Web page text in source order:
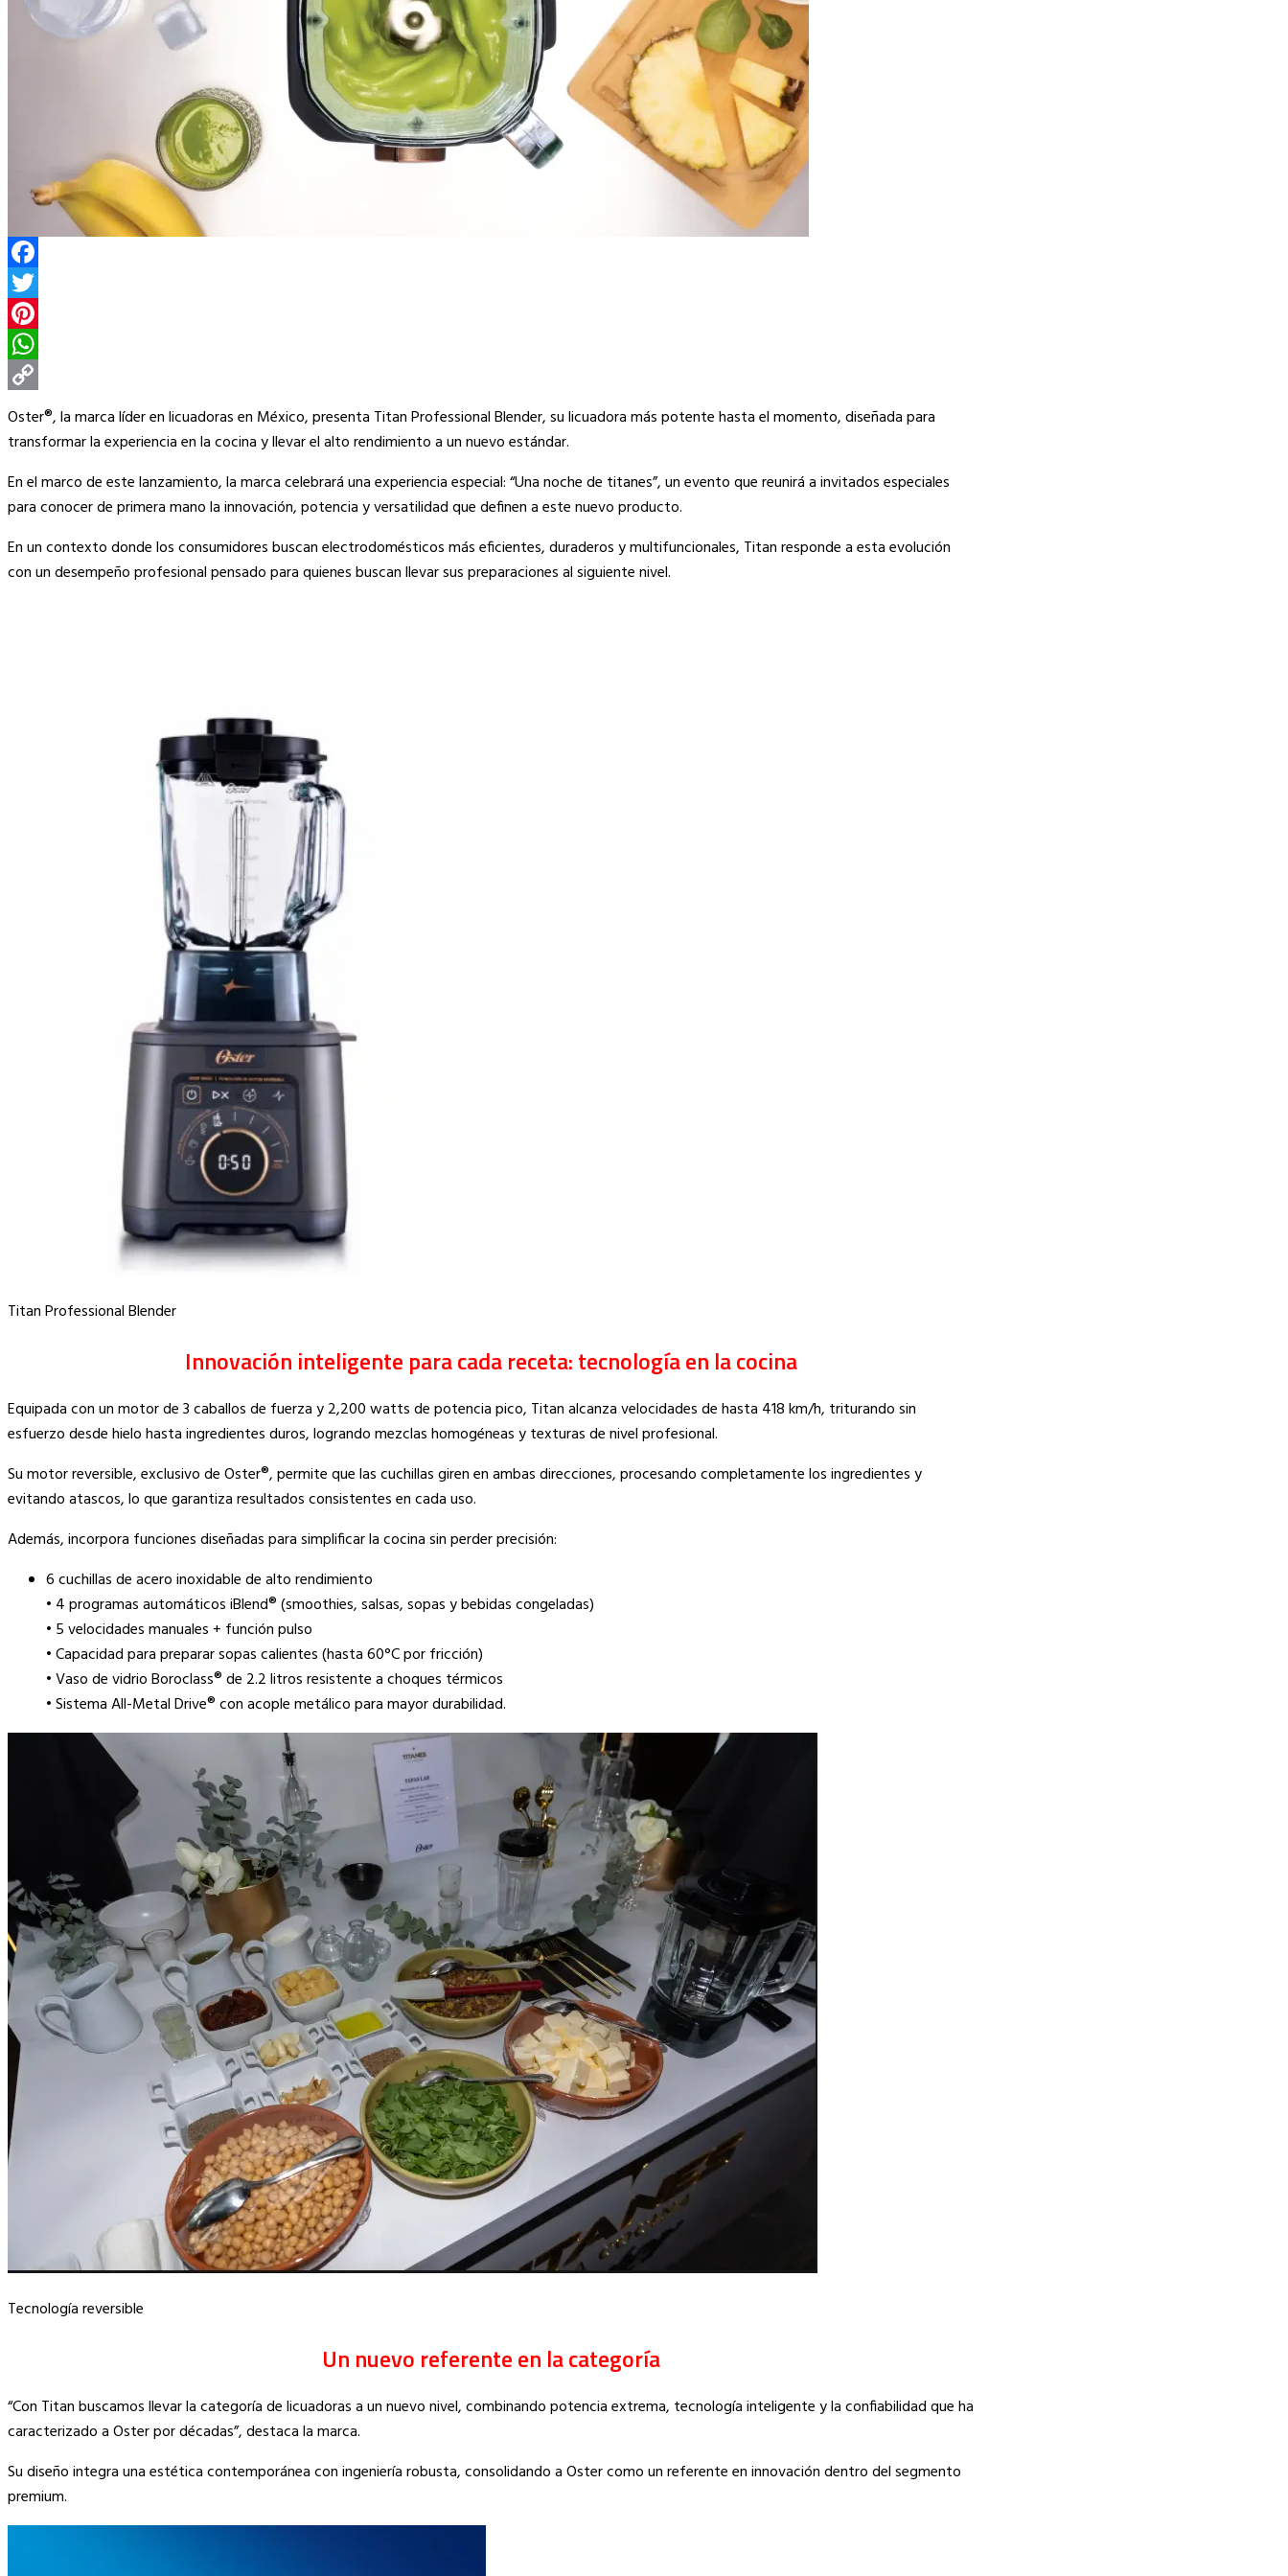
Facebook
Twitter
Pinterest
WhatsApp
Copy
Link
Oster®, la marca líder en licuadoras en México, presenta Titan Professional Blender, su licuadora más potente hasta el momento, diseñada para
transformar la experiencia en la cocina y llevar el alto rendimiento a un nuevo estándar.
En el marco de este lanzamiento, la marca celebrará una experiencia especial: “Una noche de titanes”, un evento que reunirá a invitados especiales
para conocer de primera mano la innovación, potencia y versatilidad que definen a este nuevo producto.
En un contexto donde los consumidores buscan electrodomésticos más eficientes, duraderos y multifuncionales, Titan responde a esta evolución
con un desempeño profesional pensado para quienes buscan llevar sus preparaciones al siguiente nivel.
Titan Professional Blender
Innovación inteligente para cada receta: tecnología en la cocina
Equipada con un motor de 3 caballos de fuerza y 2,200 watts de potencia pico, Titan alcanza velocidades de hasta 418 km/h, triturando sin
esfuerzo desde hielo hasta ingredientes duros, logrando mezclas homogéneas y texturas de nivel profesional.
Su motor reversible, exclusivo de Oster®, permite que las cuchillas giren en ambas direcciones, procesando completamente los ingredientes y
evitando atascos, lo que garantiza resultados consistentes en cada uso.
Además, incorpora funciones diseñadas para simplificar la cocina sin perder precisión:
6 cuchillas de acero inoxidable de alto rendimiento
• 4 programas automáticos iBlend® (smoothies, salsas, sopas y bebidas congeladas)
• 5 velocidades manuales + función pulso
• Capacidad para preparar sopas calientes (hasta 60°C por fricción)
• Vaso de vidrio Boroclass® de 2.2 litros resistente a choques térmicos
• Sistema All-Metal Drive® con acople metálico para mayor durabilidad.
Tecnología reversible
Un nuevo referente en la categoría
“Con Titan buscamos llevar la categoría de licuadoras a un nuevo nivel, combinando potencia extrema, tecnología inteligente y la confiabilidad que ha
caracterizado a Oster por décadas”, destaca la marca.
Su diseño integra una estética contemporánea con ingeniería robusta, consolidando a Oster como un referente en innovación dentro del segmento
premium.